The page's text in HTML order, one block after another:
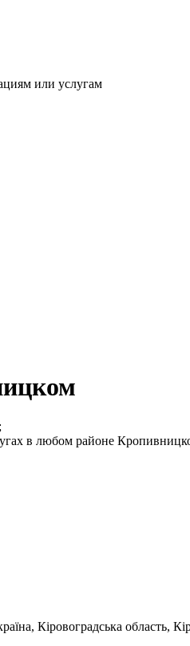
или услугам
в любом районе
Кіровоградська область,